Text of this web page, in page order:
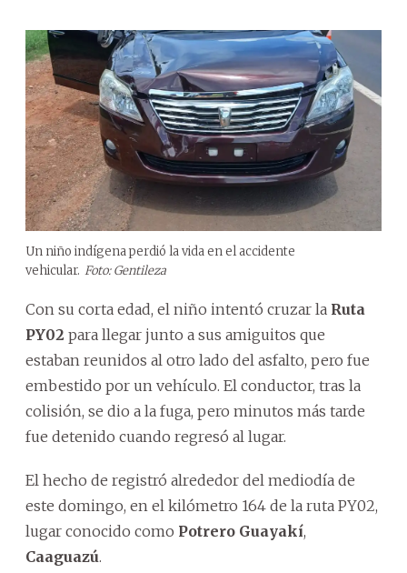
Un niño indígena perdió la vida en el accidente
vehicular. Foto: Gentileza
Con su corta edad, el niño intentó cruzar la Ruta
PY02 para llegar junto a sus amiguitos que
estaban reunidos al otro lado del asfalto, pero fue
embestido por un vehículo. El conductor, tras la
colisión, se dio a la fuga, pero minutos más tarde
fue detenido cuando regresó al lugar.
El hecho de registró alrededor del mediodía de
este domingo, en el kilómetro 164 de la ruta PY02,
lugar conocido como Potrero Guayakí,
Caaguazú.